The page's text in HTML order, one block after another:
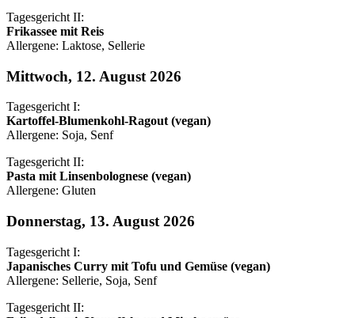
Tagesgericht II:
Frikassee mit Reis
Allergene: Laktose, Sellerie
Mittwoch, 12. August 2026
Tagesgericht I:
Kartoffel-Blumenkohl-Ragout (vegan)
Allergene: Soja, Senf
Tagesgericht II:
Pasta mit Linsenbolognese (vegan)
Allergene: Gluten
Donnerstag, 13. August 2026
Tagesgericht I:
Japanisches Curry mit Tofu und Gemüse (vegan)
Allergene: Sellerie, Soja, Senf
Tagesgericht II: